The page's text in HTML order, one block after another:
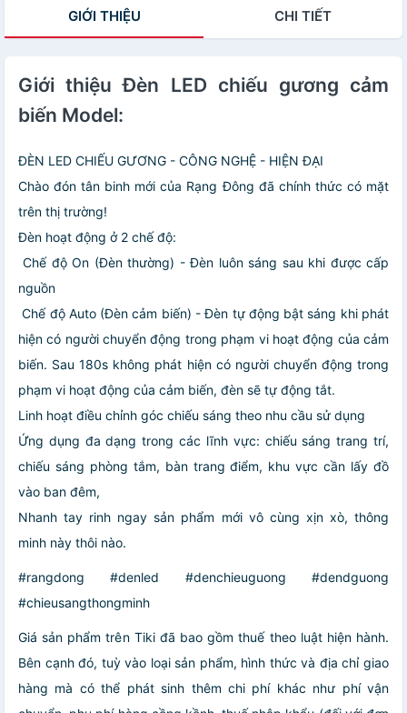
GIỚI THIỆU CHI TIẾT
Giới thiệu Đèn LED chiếu gương cảm
biến Model:
ĐÈN LED CHIẾU GƯƠNG - CÔNG NGHỆ - HIỆN ĐẠI
Chào đón tân binh mới của Rạng Đông đã chính thức có mặt
trên thị trường!
Đèn hoạt động ở 2 chế độ:
️ Chế độ On (Đèn thường) - Đèn luôn sáng sau khi được cấp
nguồn
️ Chế độ Auto (Đèn cảm biến) - Đèn tự động bật sáng khi phát
hiện có người chuyển động trong phạm vi hoạt động của cảm
biến. Sau 180s không phát hiện có người chuyển động trong
phạm vi hoạt động của cảm biến, đèn sẽ tự động tắt.
Linh hoạt điều chỉnh góc chiếu sáng theo nhu cầu sử dụng
Ứng dụng đa dạng trong các lĩnh vực: chiếu sáng trang trí,
chiếu sáng phòng tắm, bàn trang điểm, khu vực cần lấy đồ
vào ban đêm,
Nhanh tay rinh ngay sản phẩm mới vô cùng xịn xò, thông
minh này thôi nào.
#rangdong #denled #denchieuguong #dendguong
#chieusangthongminh
Giá sản phẩm trên Tiki đã bao gồm thuế theo luật hiện hành.
Bên cạnh đó, tuỳ vào loại sản phẩm, hình thức và địa chỉ giao
hàng mà có thể phát sinh thêm chi phí khác như phí vận